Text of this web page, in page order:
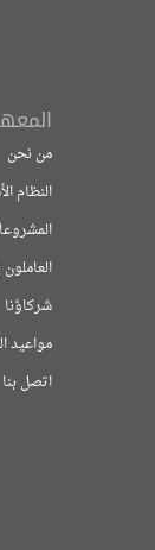
من نحن
النظام
شركاؤنا
مواعيد
اتصل بنا